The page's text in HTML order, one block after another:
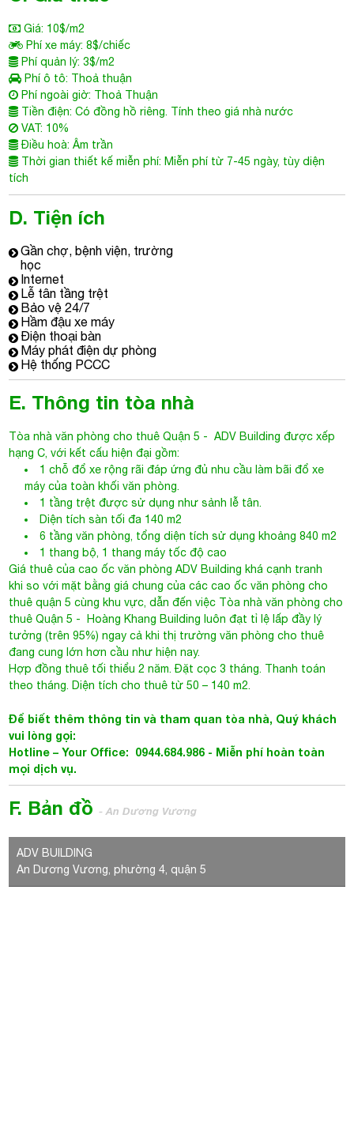
Phí ô tô: Thoả thuận
Phí ngoài giờ: Thoả Thuận
Tiền điện: Có đồng hồ riêng. Tính theo giá nhà nước
VAT: 10%
Điều hoà: Âm trần
Thời gian thiết kế miễn phí: Miễn phí từ 7-45 ngày, tùy diện
tích
D. Tiện ích
Gần chợ, bệnh viện, trường
học
Internet
Bảo vệ 24/7
Hầm đậu xe máy
Điện thoại bàn
Máy phát điện dự phòng
Hệ thống PCCC
E. Thông tin tòa nhà
Tòa nhà văn phòng cho thuê Quận 5- ADV Building được xếp
hạng C, với kết cấu hiện đại gồm:
1 chỗ đổ xe rộng rãi đáp ứng đủ nhu cầu làm bãi đổ xe
máy của toàn khối văn phòng.
1 tầng trệt được sử dụng như sảnh lễ tân.
Diện tích sàn tối đa 140 m2
6 tầng văn phòng, tổng diện tích sử dụng khoảng 840 m2
1 thang bộ, 1 thang máy tốc độ cao
Giá thuê của cao ốc văn phòng ADV Building khá cạnh tranh
khi so với mặt bằng giá chung của các cao ốc văn phòng cho
thuê quận 5 cùng khu vực, dẫn đến việcTòa nhà văn phòng cho
thuê Quận 5- Hoàng Khang Building luôn đạt tỉ lệ lấp đầy lý
tưởng (trên 95%) ngay cả khi thị trường văn phòng cho thuê
đang cung lớn hơn cầu như hiện nay.
Hợp đồng thuê tối thiểu 2 năm. Đặt cọc 3 tháng. Thanh toán
theo tháng. Diện tích cho thuê từ 50 – 140 m2.
Để biết thêm thông tin và tham quan tòa nhà, Quý khách
vui lòng gọi:
mọi dịch vụ.
F. Bản đồ- An Dương Vương
ADV BUILDING
An Dương Vương, phường 4, quận 5